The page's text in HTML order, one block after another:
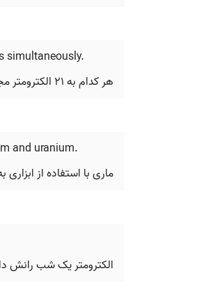
simultaneously.
هر کدام به ۲۱ الکترومتر مجهز هستند تا بتوانند تحرک‌پذیری‌ها را جدا کرده و غلظت یون‌های مثبت و منفی را به طور همزمان تعیین کنند.
and uranium.
ماری با استفاده از
الکترومتر یک شب رانش